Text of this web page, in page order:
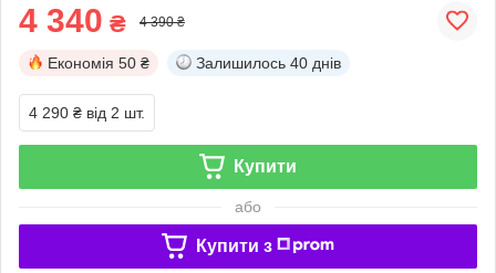
4 340 ₴ 4 390 ₴
Економія 50 ₴ Залишилось 40 днів
4 290 ₴ від 2 шт.
Купити
або
Купити з